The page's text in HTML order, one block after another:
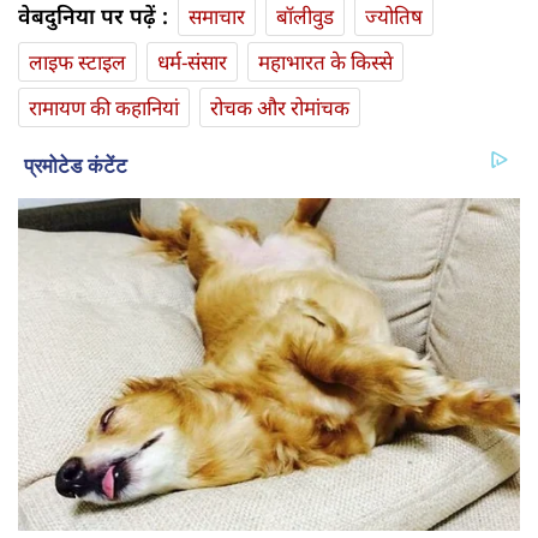
वेबदुनिया पर पढ़ें : समाचार बॉलीवुड
ज्योतिष
लाइफ स्‍टाइल
धर्म-संसार
महाभारत के किस्से
रामायण की कहानियां
रोचक और रोमांचक